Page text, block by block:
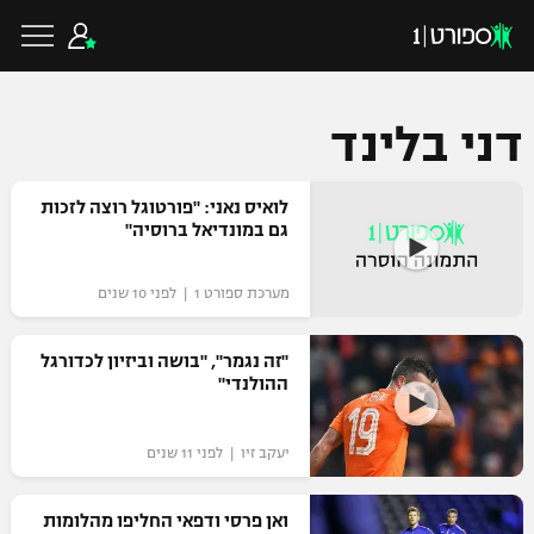
ליגה לאומית
גביע הטוטו
ליגיונרים
גביע המדינה
ליגת האלופות
ליגה אירופית
ליגה אנגלית
כדורסל ישראלי
ליגת ווינר סל
ליגה לאומית
כדורסל עולמי
NBA
דני בלינד
לואיס נאני: "פורטוגל רוצה לזכות
גם במונדיאל ברוסיה"
מערכת ספורט 1 | לפני 10 שנים
"זה נגמר", "בושה וביזיון לכדורגל
ההולנדי"
יעקב זיו | לפני 11 שנים
ואן פרסי ודפאי החליפו מהלומות